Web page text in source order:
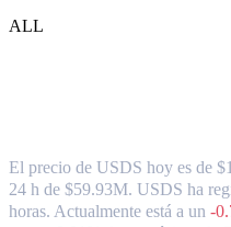
ALL
El precio de USDS hoy es de
24 h de $59.93M. USDS ha
horas. Actualmente está a un -